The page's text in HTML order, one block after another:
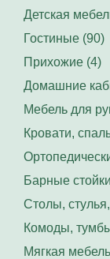
Детская
Гостиные (90)
Прихожие (4)
Домашние
Мебель для
Кровати,
Барные
Столы,
Комоды,
Мягкая